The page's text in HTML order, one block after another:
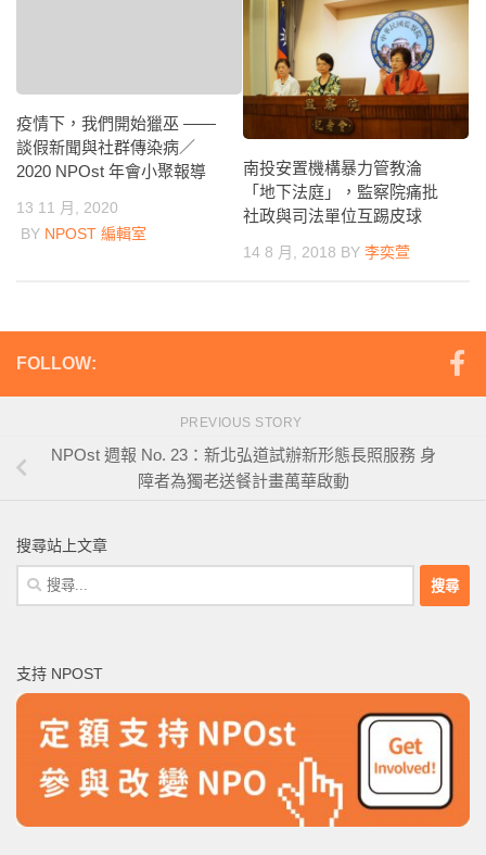
疫情下，我們開始獵巫 ——
談假新聞與社群傳染病／
2020 NPOst 年會小聚報導
13 11 月, 2020
BY NPOST 編輯室
南投安置機構暴力管教淪
「地下法庭」，監察院痛批
社政與司法單位互踢皮球
14 8 月, 2018 BY 李奕萱
FOLLOW:
PREVIOUS STORY
NPOst 週報 No. 23：新北弘道試辦新形態長照服務 身
障者為獨老送餐計畫萬華啟動
搜尋站上文章
搜
尋
字:
支持 NPOST